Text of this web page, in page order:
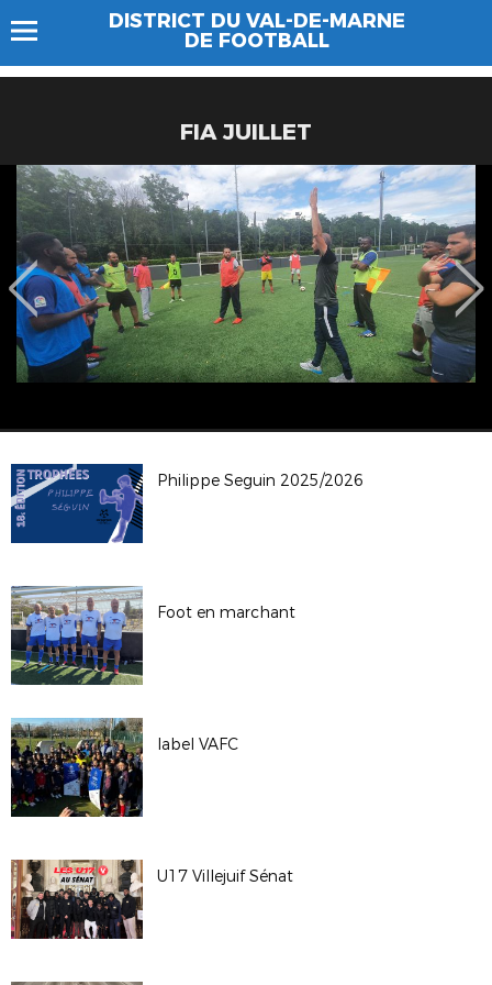
DISTRICT DU VAL-DE-MARNE
DE FOOTBALL
FIA JUILLET
Philippe Seguin 2025/2026
Foot en marchant
label VAFC
U17 Villejuif Sénat